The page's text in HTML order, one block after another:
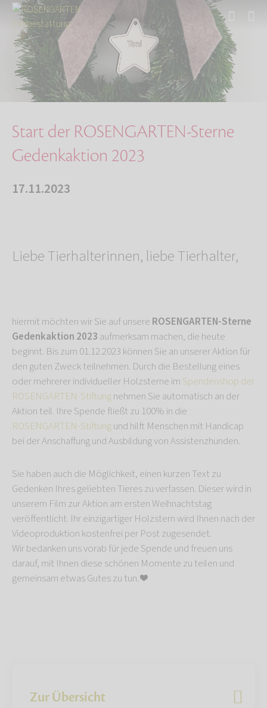
Start Über uns
Aktuelles
Start der ROSENGARTEN-Sterne Gedenkaktion 202…
Start der ROSENGARTEN-Sterne
Gedenkaktion 2023
17.11.2023
Liebe Tierhalterinnen, liebe Tierhalter,
hiermit möchten wir Sie auf unsere ROSENGARTEN-Sterne
Gedenkaktion 2023 aufmerksam machen, die heute
beginnt. Bis zum 01.12.2023 können Sie an unserer Aktion für
den guten Zweck teilnehmen. Durch die Bestellung eines
oder mehrerer individueller Holzsterne im Spendenshop der
ROSENGARTEN-Stiftungnehmen Sie automatisch an der
Aktion teil. Ihre Spende fließt zu 100% in die
ROSENGARTEN-Stiftungund hilft Menschen mit Handicap
bei der Anschaffung und Ausbildung von Assistenzhunden.
Sie haben auch die Möglichkeit, einen kurzen Text zu
Gedenken Ihres geliebten Tieres zu verfassen. Dieser wird in
unserem Film zur Aktion am ersten Weihnachtstag
veröffentlicht. Ihr einzigartiger Holzstern wird Ihnen nach der
Videoproduktion kostenfrei per Post zugesendet.
Wir bedanken uns vorab für jede Spende und freuen uns
darauf, mit Ihnen diese schönen Momente zu teilen und
gemeinsam etwas Gutes zu tun. ❤️
Zur Übersicht